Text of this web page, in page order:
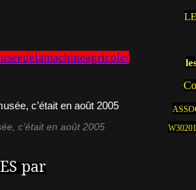
c’était en août 2005
par